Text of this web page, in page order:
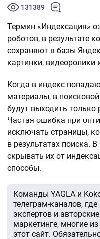
131389
Термин «Индексация»
роботов, в результате
сохраняют в базы
картинки, видеоролики
Когда в индекс
материалы, в
будут выходить только
Частая ошибка при
исключать страницы,
в результатах поиска.
скрывать их от
способы.
Команды YAGLA и
телеграм-каналов,
экспертов и
маркетинге, многие
этот сайт.